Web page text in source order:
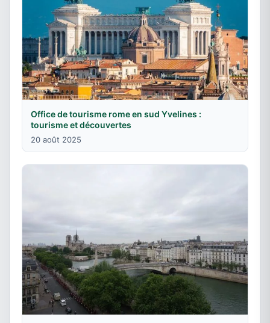
Office de tourisme rome en sud Yvelines :
tourisme et découvertes
20 août 2025